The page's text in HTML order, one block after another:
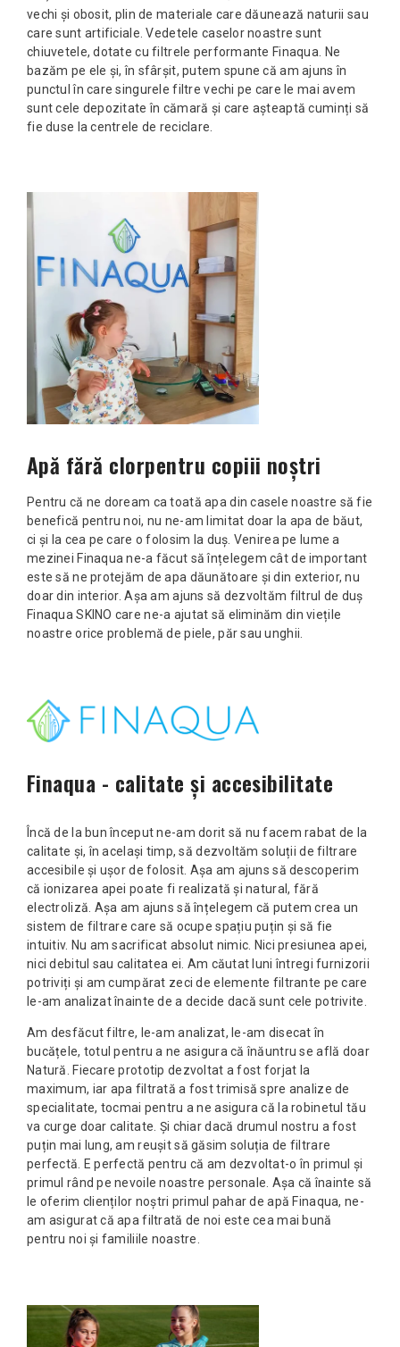
vechi și obosit, plin de materiale care dăunează naturii sau
care sunt artificiale. Vedetele caselor noastre sunt
chiuvetele, dotate cu filtrele performante Finaqua. Ne
bazăm pe ele și, în sfârșit, putem spune că am ajuns în
punctul în care singurele filtre vechi pe care le mai avem
sunt cele depozitate în cămară și care așteaptă cuminți să
fie duse la centrele de reciclare.
Apă fără clorpentru copiii noștri
Pentru că ne doream ca toată apa din casele noastre să fie
benefică pentru noi, nu ne-am limitat doar la apa de băut,
ci și la cea pe care o folosim la duș. Venirea pe lume a
mezinei Finaqua ne-a făcut să înțelegem cât de important
este să ne protejăm de apa dăunătoare și din exterior, nu
doar din interior. Așa am ajuns să dezvoltăm filtrul de duș
Finaqua SKINO care ne-a ajutat să eliminăm din viețile
noastre orice problemă de piele, păr sau unghii.
Finaqua - calitate și accesibilitate
Încă de la bun început ne-am dorit să nu facem rabat de la
calitate și, în același timp, să dezvoltăm soluții de filtrare
accesibile și ușor de folosit. Așa am ajuns să descoperim
că ionizarea apei poate fi realizată și natural, fără
electroliză. Așa am ajuns să înțelegem că putem crea un
sistem de filtrare care să ocupe spațiu puțin și să fie
intuitiv. Nu am sacrificat absolut nimic. Nici presiunea apei,
nici debitul sau calitatea ei. Am căutat luni întregi furnizorii
potriviți și am cumpărat zeci de elemente filtrante pe care
le-am analizat înainte de a decide dacă sunt cele potrivite.
Am desfăcut filtre, le-am analizat, le-am disecat în
bucățele, totul pentru a ne asigura că înăuntru se află doar
Natură. Fiecare prototip dezvoltat a fost forjat la
maximum, iar apa filtrată a fost trimisă spre analize de
specialitate, tocmai pentru a ne asigura că la robinetul tău
va curge doar calitate. Și chiar dacă drumul nostru a fost
puțin mai lung, am reușit să găsim soluția de filtrare
perfectă. E perfectă pentru că am dezvoltat-o în primul și
primul rând pe nevoile noastre personale. Așa că înainte să
le oferim clienților noștri primul pahar de apă Finaqua, ne-
am asigurat că apa filtrată de noi este cea mai bună
pentru noi și familiile noastre.